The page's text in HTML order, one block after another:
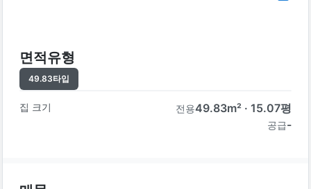
면적유형
49.83타입
집 크기 전용49.83m² · 15.07평
공급-